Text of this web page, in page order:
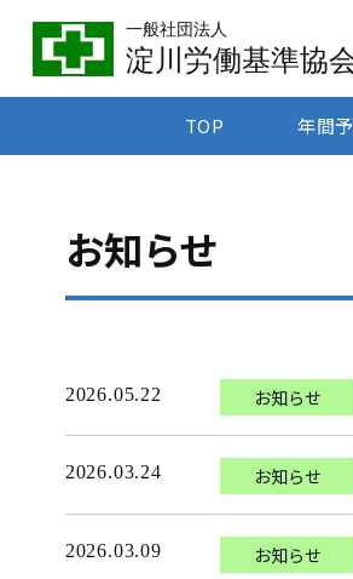
一般社団法人
淀川労働基準協
TOP 年間
お知らせ
2026.05.22 お知らせ
2026.03.24 お知らせ
2026.03.09 お知らせ